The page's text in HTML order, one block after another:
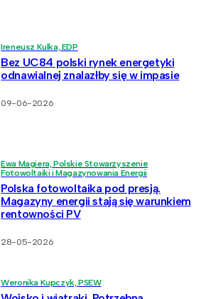
Ireneusz Kulka, EDP
Bez UC84 polski rynek energetyki
odnawialnej znalazłby się w impasie
09-06-2026
Ewa Magiera, Polskie Stowarzyszenie
Fotowoltaiki i Magazynowania Energii
Polska fotowoltaika pod presją.
Magazyny energii stają się warunkiem
rentowności PV
28-05-2026
Weronika Kupczyk, PSEW